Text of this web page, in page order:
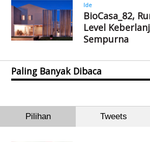
Ide
BioCasa_82,
Level
Sempurna
Paling Banyak Dibaca
Pilihan Tweets